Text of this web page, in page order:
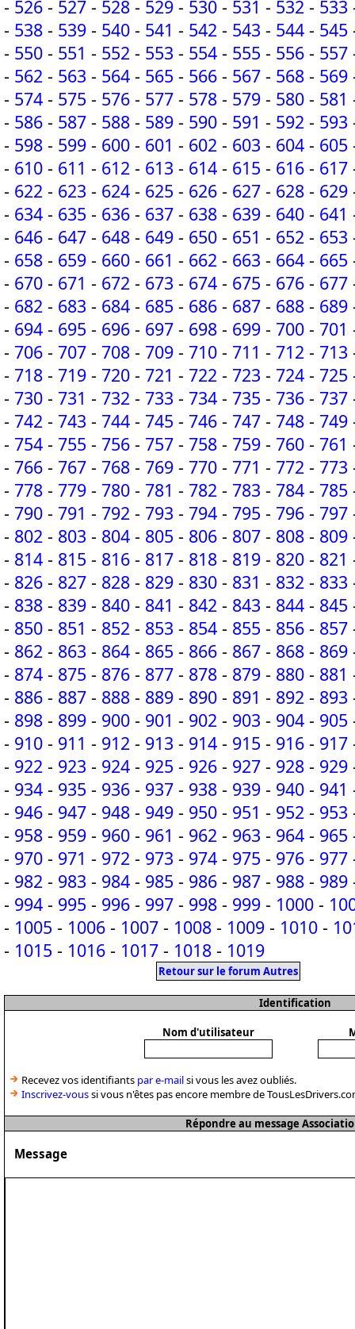
- 526 - 527 - 528 - 529 - 530 - 531 - 532 - 533
- 538 - 539 - 540 - 541 - 542 - 543 - 544 - 545
- 550 - 551 - 552 - 553 - 554 - 555 - 556 - 557
- 562 - 563 - 564 - 565 - 566 - 567 - 568 - 569
- 574 - 575 - 576 - 577 - 578 - 579 - 580 - 581
- 586 - 587 - 588 - 589 - 590 - 591 - 592 - 593
- 598 - 599 - 600 - 601 - 602 - 603 - 604 - 605
- 610 - 611 - 612 - 613 - 614 - 615 - 616 - 617
- 622 - 623 - 624 - 625 - 626 - 627 - 628 - 629
- 634 - 635 - 636 - 637 - 638 - 639 - 640 - 641
- 646 - 647 - 648 - 649 - 650 - 651 - 652 - 653
- 658 - 659 - 660 - 661 - 662 - 663 - 664 - 665
- 670 - 671 - 672 - 673 - 674 - 675 - 676 - 677
- 682 - 683 - 684 - 685 - 686 - 687 - 688 - 689
- 694 - 695 - 696 - 697 - 698 - 699 - 700 - 701
- 706 - 707 - 708 - 709 - 710 - 711 - 712 - 713
- 718 - 719 - 720 - 721 - 722 - 723 - 724 - 725
- 730 - 731 - 732 - 733 - 734 - 735 - 736 - 737
- 742 - 743 - 744 - 745 - 746 - 747 - 748 - 749
- 754 - 755 - 756 - 757 - 758 - 759 - 760 - 761
- 766 - 767 - 768 - 769 - 770 - 771 - 772 - 773
- 778 - 779 - 780 - 781 - 782 - 783 - 784 - 785
- 790 - 791 - 792 - 793 - 794 - 795 - 796 - 797
- 802 - 803 - 804 - 805 - 806 - 807 - 808 - 809
- 814 - 815 - 816 - 817 - 818 - 819 - 820 - 821
- 826 - 827 - 828 - 829 - 830 - 831 - 832 - 833
- 838 - 839 - 840 - 841 - 842 - 843 - 844 - 845
- 850 - 851 - 852 - 853 - 854 - 855 - 856 - 857
- 862 - 863 - 864 - 865 - 866 - 867 - 868 - 869
- 874 - 875 - 876 - 877 - 878 - 879 - 880 - 881
- 886 - 887 - 888 - 889 - 890 - 891 - 892 - 893
- 898 - 899 - 900 - 901 - 902 - 903 - 904 - 905
- 910 - 911 - 912 - 913 - 914 - 915 - 916 - 917
- 922 - 923 - 924 - 925 - 926 - 927 - 928 - 929
- 934 - 935 - 936 - 937 - 938 - 939 - 940 - 941
- 946 - 947 - 948 - 949 - 950 - 951 - 952 - 953
- 958 - 959 - 960 - 961 - 962 - 963 - 964 - 965
- 970 - 971 - 972 - 973 - 974 - 975 - 976 - 977
- 982 - 983 - 984 - 985 - 986 - 987 - 988 - 989
- 994 - 995 - 996 - 997 - 998 - 999 - 1000 -
- 1005 - 1006 - 1007 - 1008 - 1009 - 1010 -
- 1015 - 1016 - 1017 - 1018 - 1019
Retour sur le forum Autres
Identification
Nom d'utilisateur
Recevez vos identifiants par e-mailsi vous les avez oubliés.
Inscrivez-voussi vous n'êtes pas encore membre de
Répondre au message
Message